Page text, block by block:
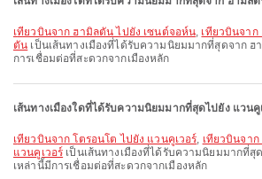
เที่ยวบินจาก ฮามิลตัน ไปยัง เซนต์จอห์น, เที่ยวบินจาก
ตัน เป็นเส้นทางเมืองที่ได้รับความนิยมมากที่สุดจาก ฮ
การเชื่อมต่อที่สะดวกจากเมืองหลัก
เส้นทางเมืองใดที่ได้รับความนิยมมากที่สุดไปยัง แวนคู
เที่ยวบินจาก โตรอนโต ไปยัง แวนคูเวอร์, เที่ยวบินจา
แวนคูเวอร์ เป็นเส้นทางเมืองที่ได้รับความนิยมมากที่สุ
เหล่านี้มีการเชื่อมต่อที่สะดวกจากเมืองหลัก